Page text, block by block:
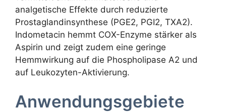
analgetische Effekte durch reduzierte
Prostaglandinsynthese (PGE2, PGI2, TXA2).
Indometacin hemmt COX-Enzyme stärker als
Aspirin und zeigt zudem eine geringe
Hemmwirkung auf die Phospholipase A2 und
auf Leukozyten-Aktivierung.
Anwendungsgebiete